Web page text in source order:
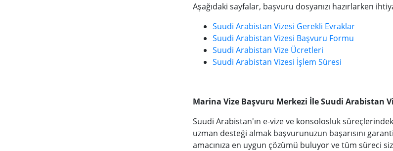
Aşağıdaki sayfalar, başvuru dosyanızı hazırlarken
Suudi Arabistan Vizesi Gerekli Evraklar
Suudi Arabistan Vizesi Başvuru Formu
Suudi Arabistan Vize Ücretleri
Suudi Arabistan Vizesi İşlem Süresi
Marina Vize Başvuru Merkezi İle Suudi Arabistan
Suudi Arabistan'ın e-vize ve konsolosluk
uzman desteği almak başvurunuzun başarısını
amacınıza en uygun çözümü buluyor ve tüm süreci